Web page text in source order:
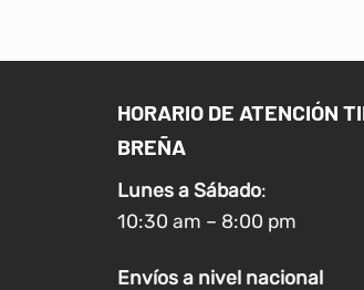
HORARIO DE ATENCIÓN
BREÑA
Lunes a Sábado:
10:30 am – 8:00 pm
Envíosa nivel nacional